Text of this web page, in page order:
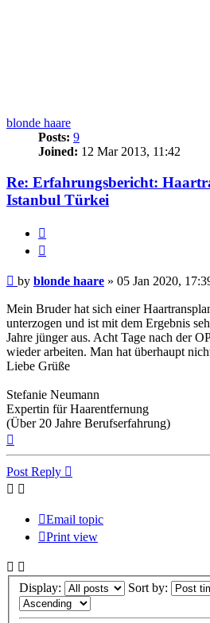
blonde haare
Posts: 9
Joined: 12 Mar 2013, 11:42
Re: Erfahrungsbericht:
Istanbul Türkei
post
Post
by blonde haare » 05 Jan 2020,
Mein Bruder hat sich einer
unterzogen und ist mit dem Ergebnis
Jahre jünger aus. Acht Tage nach der
wieder arbeiten. Man hat überhaupt
Liebe Grüße
Stefanie Neumann
Expertin für Haarentfernung
(Über 20 Jahre Berufserfahrung)
Post Reply
Email topic
Print view
Display: Sort by: